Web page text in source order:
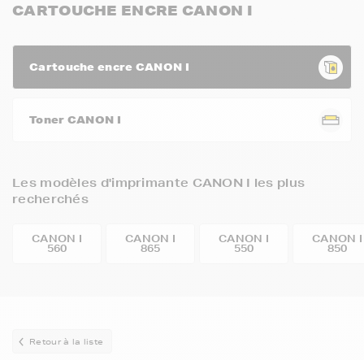
CARTOUCHE ENCRE CANON I
Cartouche encre CANON I
Toner CANON I
Les modèles d'imprimante CANON I les plus
recherchés
CANON I
560
CANON I
865
CANON I
550
CANON I
850
Retour à la liste